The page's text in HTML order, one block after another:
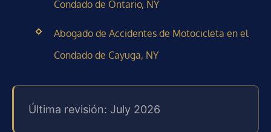
Condado de Ontario, NY
Abogado de Accidentes de Motocicleta en el
Condado de Cayuga, NY
Última revisión: July 2026